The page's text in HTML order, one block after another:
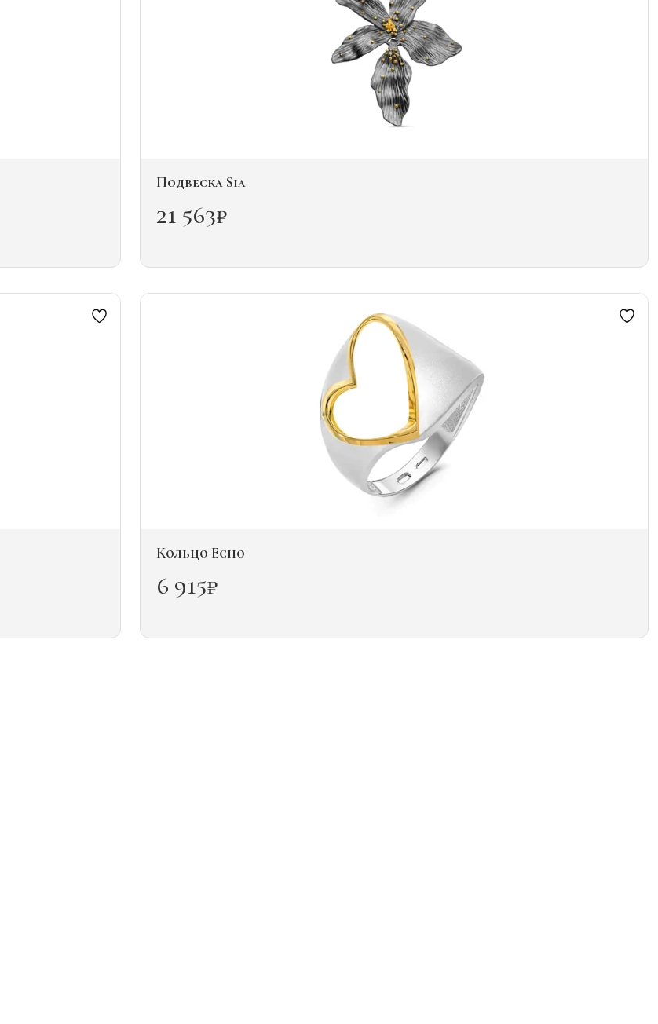
Подвеска Sia
21 563₽
имеет
Кольцо Echo
6 915₽
имеет